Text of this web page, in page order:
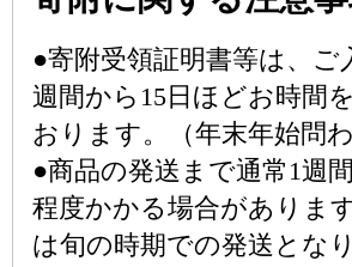
●寄附受領証明書等は、ご
週間から15日ほどお時間
おります。（年末年始問わ
●商品の発送まで通常1週
程度かかる場合がありま
は旬の時期での発送とな